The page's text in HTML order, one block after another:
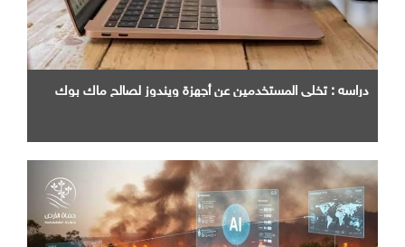
دراسه : تخلي المستخدمين عن أجهزة ويندوز لصالح ماك بوك